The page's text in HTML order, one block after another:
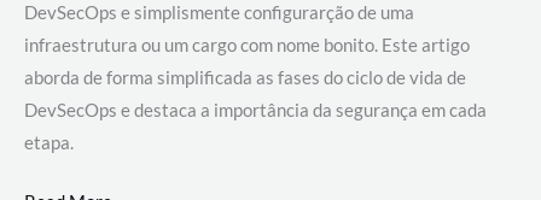
DevSecOps e simplismente configurarção de uma
infraestrutura ou um cargo com nome bonito. Este artigo
aborda de forma simplificada as fases do ciclo de vida de
DevSecOps e destaca a importância da segurança em cada
etapa.